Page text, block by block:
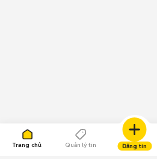
Trang chủ Quản lý tin Đăng tin